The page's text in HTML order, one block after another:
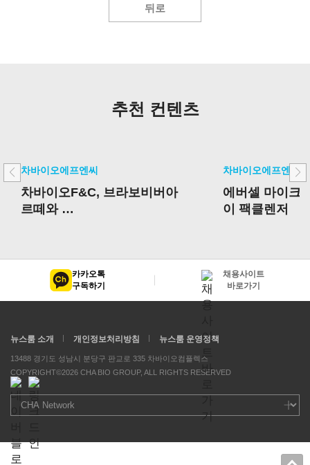
뒤로
추천 컨텐츠
차바이오에프엔씨
차바이오F&C, 브라보비버아
르떼와
차바이오에프엔씨
에버셀 마이크
이 팩클렌저
카카오톡
구독하기
채용사이트
바로가기
뉴스룸 소개 개인정보처리방침 뉴스룸 운영정책
13488 경기도 성남시 분당구 판교로 335 차바이오컴플렉스
COPYRIGHT©2026 CHA BIO GROUP, ALL RIGHTS RESERVED